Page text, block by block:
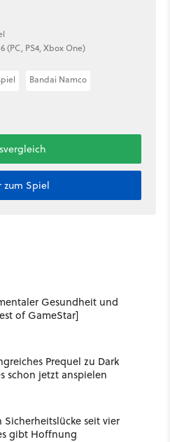
(PC, PS4, Xbox One)
Bandai Namco
zum Spiel
Gesundheit und
of GameStar]
Prequel zu Dark
schon jetzt anspielen
Sicherheitslücke seit vier
gibt Hoffnung